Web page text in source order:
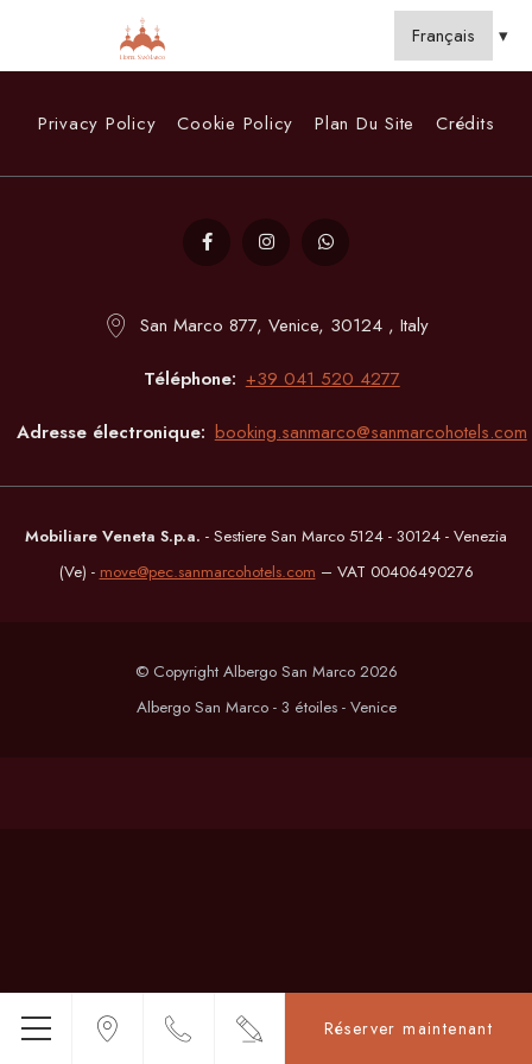
Menu
Réserver maintenant
Privacy Policy Cookie Policy Plan Du Site Crédits
San Marco 877, Venice, 30124 , Italy
Téléphone +39 041 520 4277
Adresse électronique booking.sanmarco@sanmarcohotels.com
Mobiliare Veneta S.p.a. - Sestiere San Marco 5124 - 30124 - Venezia
(Ve) - move@pec.sanmarcohotels.com – VAT 00406490276
© Copyright Albergo San Marco 2026
Albergo San Marco - 3 étoiles - Venice